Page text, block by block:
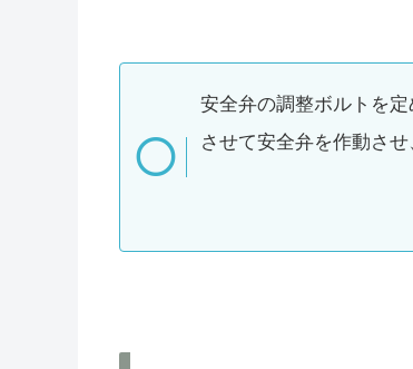
安全弁の調整ボルトを
させて安全弁を作動さ